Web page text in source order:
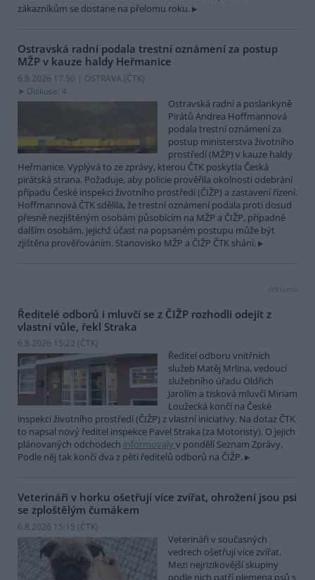
zákazníkům se dostane na přelomu roku.
Ostravská radní podala trestní oznámení za postup
MŽP v kauze haldy Heřmanice
6.8.2026 17:50 | OSTRAVA (ČTK)
Diskuse: 4
Ostravská radní a poslankyně
Pirátů Andrea Hoffmannová
podala trestní oznámení za
postup ministerstva životního
prostředí (MŽP) v kauze haldy
Heřmanice. Vyplývá to ze zprávy, kterou ČTK poskytla Česká
pirátská strana. Požaduje, aby policie prověřila okolnosti odebrání
případu České inspekci životního prostředí (ČIŽP) a zastavení řízení.
Hoffmannová ČTK sdělila, že trestní oznámení podala proti dosud
přesně nezjištěným osobám působícím na MŽP a ČIŽP, případně
dalším osobám, jejichž účast na popsaném postupu může být
zjištěna prověřováním. Stanovisko MŽP a ČIŽP ČTK shání.
reklama
Ředitelé odborů i mluvčí se z ČIŽP rozhodli odejít z
vlastní vůle, řekl Straka
6.8.2026 15:22 (ČTK)
Ředitel odboru vnitřních
služeb Matěj Mrlina, vedoucí
služebního úřadu Oldřich
Jarolím a tisková mluvčí Miriam
Loužecká končí na České
inspekci životního prostředí (ČIŽP) z vlastní iniciativy. Na dotaz ČTK
to napsal nový ředitel inspekce Pavel Straka (za Motoristy). O jejich
plánovaných odchodech informovaly v pondělí Seznam Zprávy.
Podle něj tak končí dva z pěti ředitelů odborů na ČIŽP.
Veterináři v horku ošetřují více zvířat, ohrožení jsou psi
se zploštělým čumákem
6.8.2026 15:15 (ČTK)
Veterináři v současných
vedrech ošetřují více zvířat.
Mezi nejrizikovější skupiny
podle nich patří plemena psů s